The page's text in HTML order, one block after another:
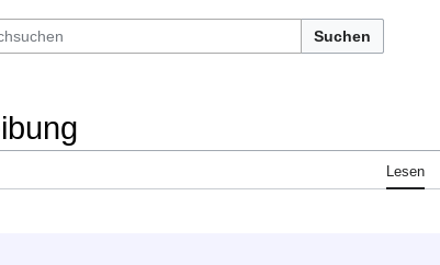
Suchen
Lesen